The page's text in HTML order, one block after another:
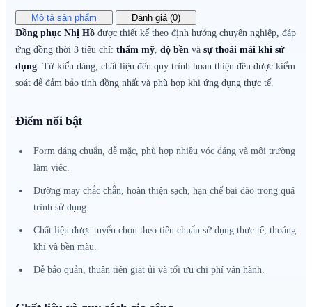
Mô tả sản phẩm
Đánh giá (0)
Đồng phục Nhị Hồ được thiết kế theo định hướng chuyên nghiệp, đáp
ứng đồng thời 3 tiêu chí: thẩm mỹ, độ bền và sự thoải mái khi sử
dụng. Từ kiểu dáng, chất liệu đến quy trình hoàn thiện đều được kiểm
soát để đảm bảo tính đồng nhất và phù hợp khi ứng dụng thực tế.
Điểm nổi bật
Form dáng chuẩn, dễ mặc, phù hợp nhiều vóc dáng và môi trường
làm việc.
Đường may chắc chắn, hoàn thiện sạch, hạn chế bai dão trong quá
trình sử dụng.
Chất liệu được tuyển chọn theo tiêu chuẩn sử dụng thực tế, thoáng
khí và bền màu.
Dễ bảo quản, thuận tiện giặt ủi và tối ưu chi phí vận hành.